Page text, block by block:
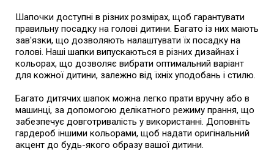
Шапочки доступні в різних розмірах, щоб гарантувати
правильну посадку на голові дитини. Багато із них мають
зав'язки, що дозволяють налаштувати їх посадку на
голові. Наші шапки випускаються в різних дизайнах і
кольорах, що дозволяє вибрати оптимальний варіант
для кожної дитини, залежно від їхніх уподобань і стилю.
Багато дитячих шапок можна легко прати вручну або в
машинці, за допомогою делікатного режиму прання, що
забезпечує довготривалість у використанні. Доповніть
гардероб іншими кольорами, щоб надати оригінальний
акцент до будь-якого образу вашої дитини.